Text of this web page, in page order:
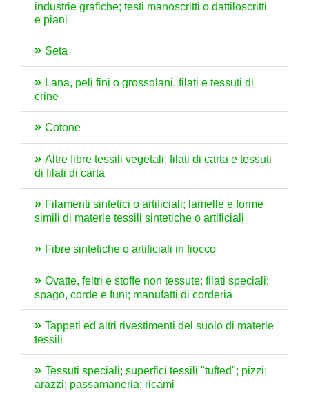
industrie grafiche; testi manoscritti o dattiloscritti
e piani
Seta
Lana, peli fini o grossolani, filati e tessuti di
crine
Cotone
Altre fibre tessili vegetali; filati di carta e tessuti
di filati di carta
Filamenti sintetici o artificiali; lamelle e forme
simili di materie tessili sintetiche o artificiali
Fibre sintetiche o artificiali in fiocco
Ovatte, feltri e stoffe non tessute; filati speciali;
spago, corde e funi; manufatti di corderia
Tappeti ed altri rivestimenti del suolo di materie
tessili
Tessuti speciali; superfici tessili "tufted"; pizzi;
arazzi; passamaneria; ricami